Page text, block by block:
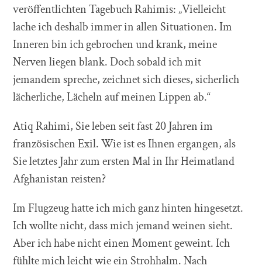
veröffentlichten Tagebuch Rahimis: „Vielleicht
lache ich deshalb immer in allen Situationen. Im
Inneren bin ich gebrochen und krank, meine
Nerven liegen blank. Doch sobald ich mit
jemandem spreche, zeichnet sich dieses, sicherlich
lächerliche, Lächeln auf meinen Lippen ab.“
Atiq Rahimi, Sie leben seit fast 20 Jahren im
französischen Exil. Wie ist es Ihnen ergangen, als
Sie letztes Jahr zum ersten Mal in Ihr Heimatland
Afghanistan reisten?
Im Flugzeug hatte ich mich ganz hinten hingesetzt.
Ich wollte nicht, dass mich jemand weinen sieht.
Aber ich habe nicht einen Moment geweint. Ich
fühlte mich leicht wie ein Strohhalm. Nach